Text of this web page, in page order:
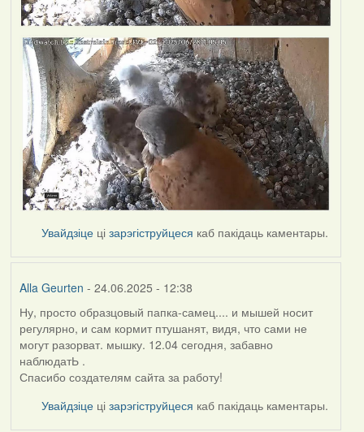
Увайдзіце цізарэгіструйцеся каб пакідаць каментары.
Alla Geurten - 24.06.2025 - 12:38
Ну, просто образцовый папка-самец.... и мышей носит
регулярно, и сам кормит птушанят, видя, что сами не
могут разорват. мышку. 12.04 сегодня, забавно
наблюдатЬ .
Спасибо создателям сайта за работу!
Увайдзіце цізарэгіструйцеся каб пакідаць каментары.